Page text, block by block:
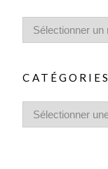
CATÉGORIES